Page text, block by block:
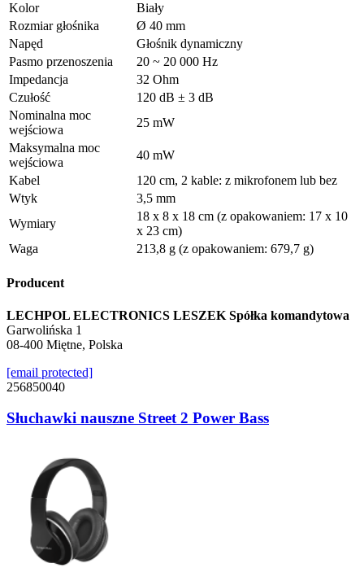
Kolor
Biały
Rozmiar głośnika
Ø 40 mm
Napęd
Głośnik dynamiczny
Pasmo przenoszenia
20 ~ 20 000 Hz
Impedancja
32 Ohm
Czułość
120 dB ± 3 dB
Nominalna moc
wejściowa
25 mW
Maksymalna moc
wejściowa
40 mW
Kabel
120 cm, 2 kable: z mikrofonem lub bez
Wtyk
3,5 mm
Wymiary
18 x 8 x 18 cm (z opakowaniem: 17 x 10
x 23 cm)
Waga
213,8 g (z opakowaniem: 679,7 g)
Producent
LECHPOL ELECTRONICS LESZEK Spółka komandytowa
Garwolińska 1
08-400 Miętne, Polska
[email protected]
256850040
Słuchawki nauszne Street 2 Power Bass